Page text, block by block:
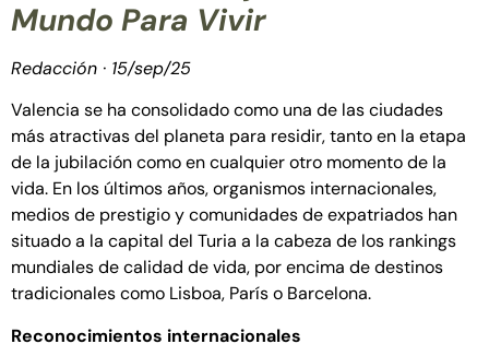
Mundo Para Vivir
Redacción · 15/sep/25
Valencia se ha consolidado como una de las ciudades
más atractivas del planeta para residir, tanto en la etapa
de la jubilación como en cualquier otro momento de la
vida. En los últimos años, organismos internacionales,
medios de prestigio y comunidades de expatriados han
situado a la capital del Turia a la cabeza de los rankings
mundiales de calidad de vida, por encima de destinos
tradicionales como Lisboa, París o Barcelona.
Reconocimientos internacionales